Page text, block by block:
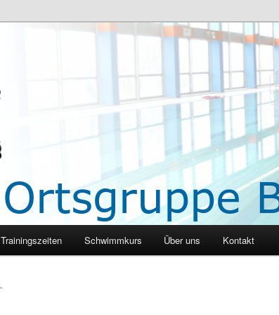
Trainingszeiten Schwimmkurs Über uns Kontakt